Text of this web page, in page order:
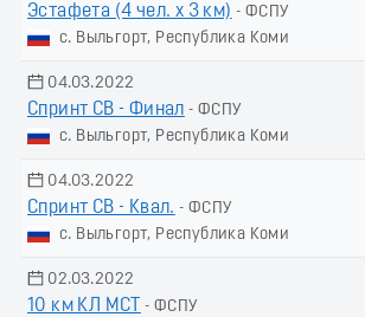
Эстафета (4 чел. х 3 км) - ФСПУ
с. Выльгорт, Республика Коми
04.03.2022
Спринт СВ - Финал - ФСПУ
с. Выльгорт, Республика Коми
04.03.2022
Спринт СВ - Квал. - ФСПУ
с. Выльгорт, Республика Коми
02.03.2022
10 км КЛ МСТ
- ФСПУ